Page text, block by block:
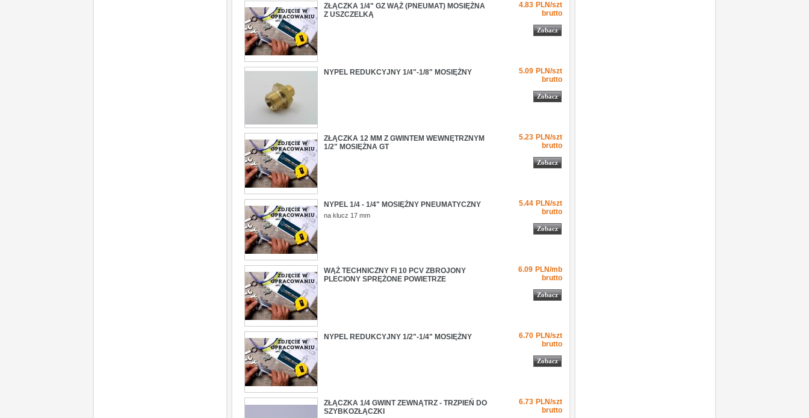
ZŁĄCZKA 1/4" GZ WĄŻ (PNEUMAT) MOSIĘŻNA
Z USZCZELKĄ
4.83 PLN/szt
brutto
Zobacz
NYPEL REDUKCYJNY 1/4"-1/8" MOSIĘŻNY 5.09 PLN/szt
brutto
Zobacz
ZŁĄCZKA 12 MM Z GWINTEM WEWNĘTRZNYM
1/2" MOSIĘŻNA GT
5.23 PLN/szt
brutto
Zobacz
NYPEL 1/4 - 1/4" MOSIĘŻNY PNEUMATYCZNY
na klucz 17 mm
5.44 PLN/szt
brutto
Zobacz
WĄŻ TECHNICZNY FI 10 PCV ZBROJONY
PLECIONY SPRĘŻONE POWIETRZE
6.09 PLN/mb
brutto
Zobacz
NYPEL REDUKCYJNY 1/2"-1/4" MOSIĘŻNY 6.70 PLN/szt
brutto
Zobacz
ZŁĄCZKA 1/4 GWINT ZEWNĄTRZ - TRZPIEŃ DO
SZYBKOZŁĄCZKI
6.73 PLN/szt
brutto